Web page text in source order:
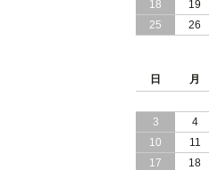
2023/12/12
18 19
25
26
日
月
3
4
10
11
17
18